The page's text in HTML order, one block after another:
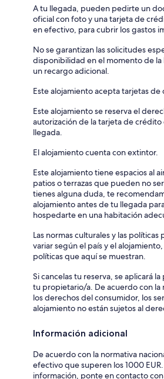
A tu llegada, pueden pedirte un
oficial con foto y una tarjeta de
en efectivo, para cubrir los gastos
No se garantizan las solicitudes
disponibilidad en el momento de
un recargo adicional.
Este alojamiento acepta tarjetas
Este alojamiento se reserva el
autorización de la tarjeta de
llegada.
El alojamiento cuenta con extintor.
Este alojamiento tiene espacios al
patios o terrazas que pueden no
tienes alguna duda, te
alojamiento antes de tu llegada
hospedarte en una habitación
Las normas culturales y las
variar según el país y el
políticas que aquí se muestran.
Si cancelas tu reserva, se aplicará
tu propietario/a. De acuerdo con la
los derechos del consumidor, los
alojamiento no están sujetos al
Información adicional
De acuerdo con la normativa
efectivo que superen los 1000
información, ponte en contacto